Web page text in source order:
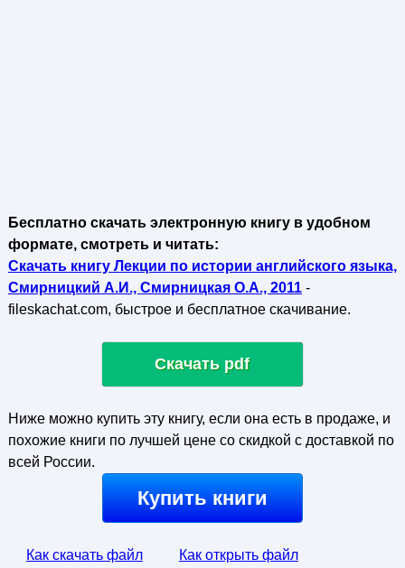
Бесплатно скачать электронную книгу в удобном
формате, смотреть и читать:
Скачать книгу Лекции по истории английского языка,
Смирницкий А.И., Смирницкая О.А., 2011-
fileskachat.com, быстрое и бесплатное скачивание.
Скачать pdf
Ниже можно купить эту книгу, если она есть в продаже, и
похожие книги по лучшей цене со скидкой с доставкой по
всей России.
Купить книги
Как скачать файл Как открыть файл